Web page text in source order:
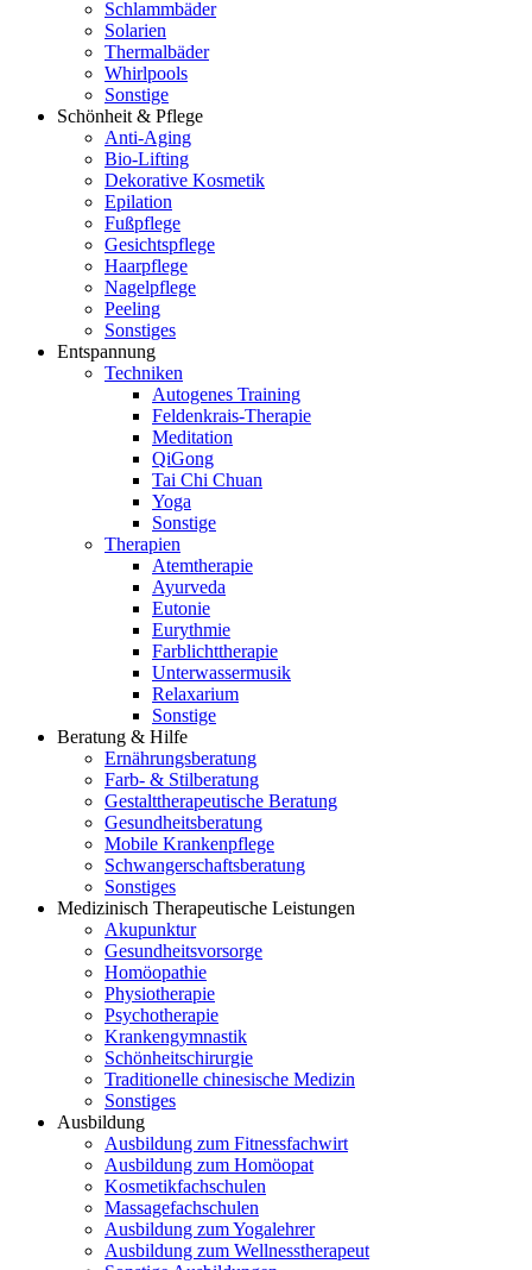
Schlammbäder
Solarien
Thermalbäder
Whirlpools
Sonstige
Schönheit & Pflege
Anti-Aging
Bio-Lifting
Dekorative Kosmetik
Epilation
Fußpflege
Gesichtspflege
Haarpflege
Nagelpflege
Peeling
Sonstiges
Entspannung
Techniken
Autogenes Training
Feldenkrais-Therapie
Meditation
QiGong
Tai Chi Chuan
Yoga
Sonstige
Therapien
Atemtherapie
Ayurveda
Eutonie
Eurythmie
Farblichttherapie
Unterwassermusik
Relaxarium
Sonstige
Beratung & Hilfe
Ernährungsberatung
Farb- & Stilberatung
Gestalttherapeutische Beratung
Gesundheitsberatung
Mobile Krankenpflege
Schwangerschaftsberatung
Sonstiges
Medizinisch Therapeutische Leistungen
Akupunktur
Gesundheitsvorsorge
Homöopathie
Physiotherapie
Psychotherapie
Krankengymnastik
Schönheitschirurgie
Traditionelle chinesische Medizin
Sonstiges
Ausbildung
Ausbildung zum Fitnessfachwirt
Ausbildung zum Homöopat
Kosmetikfachschulen
Massagefachschulen
Ausbildung zum Yogalehrer
Ausbildung zum Wellnesstherapeut